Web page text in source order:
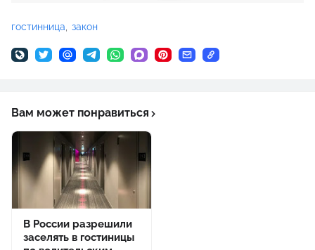
гостинница закон
Вам может понравиться
В России разрешили
заселять в гостиницы